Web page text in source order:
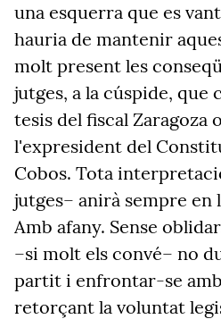
una esquerra que es
hauria de mantenir
molt present les
jutges, a la cúspide, que
tesis del fiscal Zaragoza
l'expresident del
Cobos. Tota
jutges– anirà sempre
Amb afany. Sense
–si molt els convé– no
partit i enfrontar-se
retorçant la voluntat